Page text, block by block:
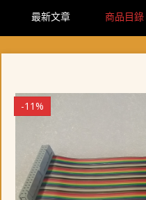
最新文章 商品目錄
-11%